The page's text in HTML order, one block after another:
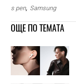
s pen, Samsung
ОЩЕ ПО ТЕМАТА